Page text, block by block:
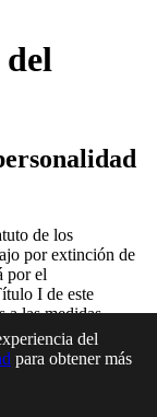
de los
por extinción de
por el
I de este
a las medidas
externa.
del
para obtener más